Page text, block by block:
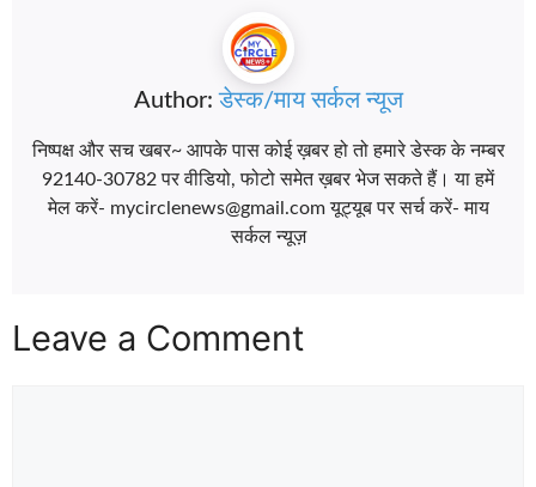
Author:डेस्क/माय सर्कल न्यूज
निष्पक्ष और सच खबर~ आपके पास कोई ख़बर हो तो हमारे डेस्क के नम्बर
92140-30782 पर वीडियो, फोटो समेत ख़बर भेज सकते हैं। या हमें
मेल करें- mycirclenews@gmail.com यूट्यूब पर सर्च करें- माय
सर्कल न्यूज़
Leave a Comment